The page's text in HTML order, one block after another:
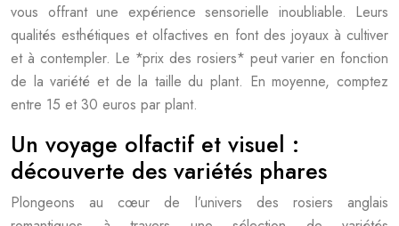
vous offrant une expérience sensorielle inoubliable. Leurs
qualités esthétiques et olfactives en font des joyaux à cultiver
et à contempler. Le *prix des rosiers* peut varier en fonction
de la variété et de la taille du plant. En moyenne, comptez
entre 15 et 30 euros par plant.
Un voyage olfactif et visuel :
découverte des variétés phares
Plongeons au cœur de l’univers des rosiers anglais